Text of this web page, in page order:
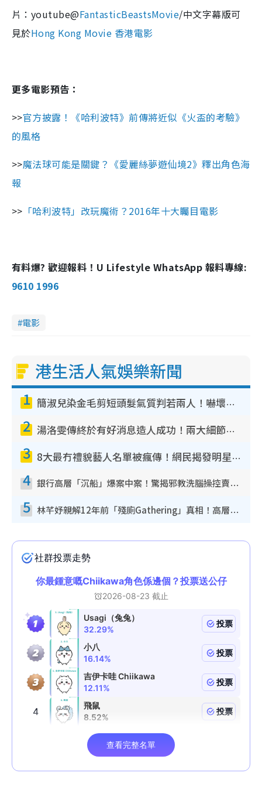
片：youtube@FantasticBeastsMovie/中文字幕版可
見於Hong Kong Movie 香港電影
更多電影預告：
>>官方披露！《哈利波特》前傳將近似《火盃的考驗》
的風格
>>魔法球可能是關鍵？《愛麗絲夢遊仙境2》釋出角色海
報
>> 「哈利波特」改玩魔術？2016年十大矚目電影
有料爆? 歡迎報料！U Lifestyle WhatsApp 報料專線:
9610 1996
電影
港生活人氣娛樂新聞
1 簡淑兒染金毛剪短頭髮氣質判若兩人！嚇壞老公麥大力都認唔出：「你做咩事？」
2 湯洛雯傳終於有好消息造人成功！兩大細節曝孕味極濃惹猜測：大肚婆先會咁！
3 8大最冇禮貌藝人名單被瘋傳！網民揭發明星真面目 一致數臭呢位係無品天花板？
4 銀行高層「沉船」爆案中案！驚揭邪教洗腦操控賣淫被吞600萬 幕後黑手講多錯多
5 林芊妤親解12年前「殘廁Gathering」真相！高層解約一句話重創尊嚴至今拒返TVB